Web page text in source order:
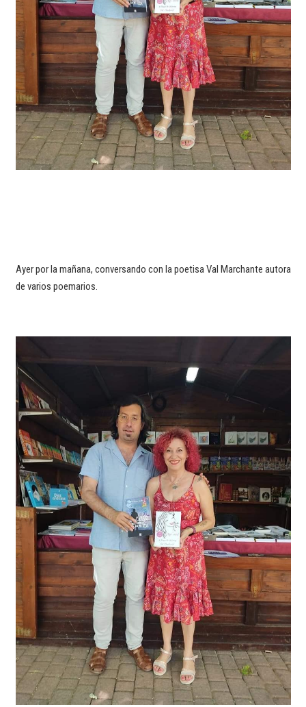
Ayer por la mañana, conversando con la poetisa Val Marchante autora
de varios poemarios.